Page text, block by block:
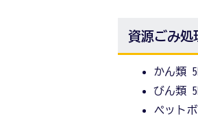
資源ごみ処
かん類
びん類
ペット